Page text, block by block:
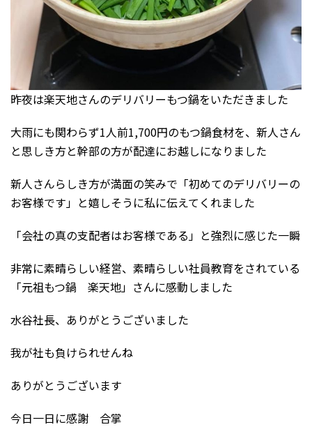
昨夜は楽天地さんのデリバリーもつ鍋をいただきました
大雨にも関わらず1人前1,700円のもつ鍋食材を、新人さん
と思しき方と幹部の方が配達にお越しになりました
新人さんらしき方が満面の笑みで「初めてのデリバリーの
お客様です」と嬉しそうに私に伝えてくれました
「会社の真の支配者はお客様である」と強烈に感じた一瞬
非常に素晴らしい経営、素晴らしい社員教育をされている
「元祖もつ鍋 楽天地」さんに感動しました
水谷社長、ありがとうございました
我が社も負けられせんね
ありがとうございます
今日一日に感謝 合掌